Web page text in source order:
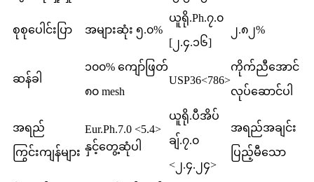
စုစုပေါင်းပြာ အများဆုံး ၅.၀%
ယူရို.Ph.၇.၀
[၂.၄.၁၆]
၂.၈၂%
ဆန်ခါ
၁၀၀% ကျော်ဖြတ်
၈၀ mesh
USP36<786>
ကိုက်ညီအောင်
လုပ်ဆောင်ပါ
အရည်
ကြွင်းကျန်များ
Eur.Ph.7.0 <5.4>
နှင့်တွေ့ဆုံပါ
ယူရို.ပီအိပ်
ချ်.၇.၀
<၂.၄.၂၄>
အရည်အချင်း
ပြည့်မီသော